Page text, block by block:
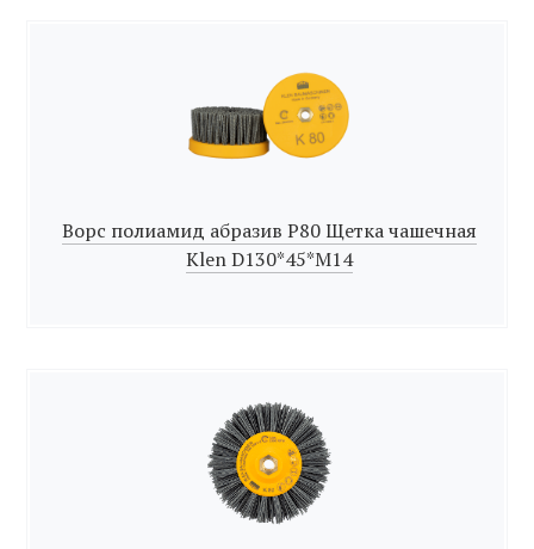
Ворс полиамид абразив Р80 Щетка чашечная
Klen D130*45*M14